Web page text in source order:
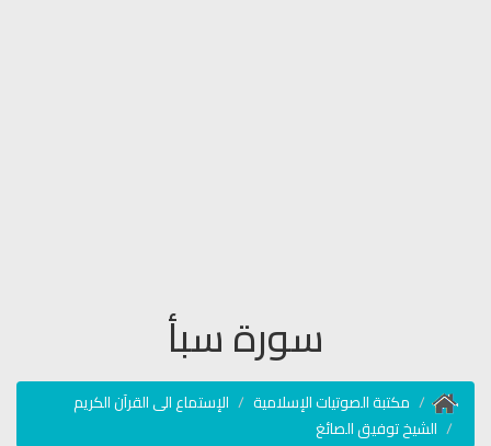
سورة سبأ
مكتبة الصوتيات الإسلامية
الإستماع الى القرآن الكريم
الشيخ توفيق الصائغ